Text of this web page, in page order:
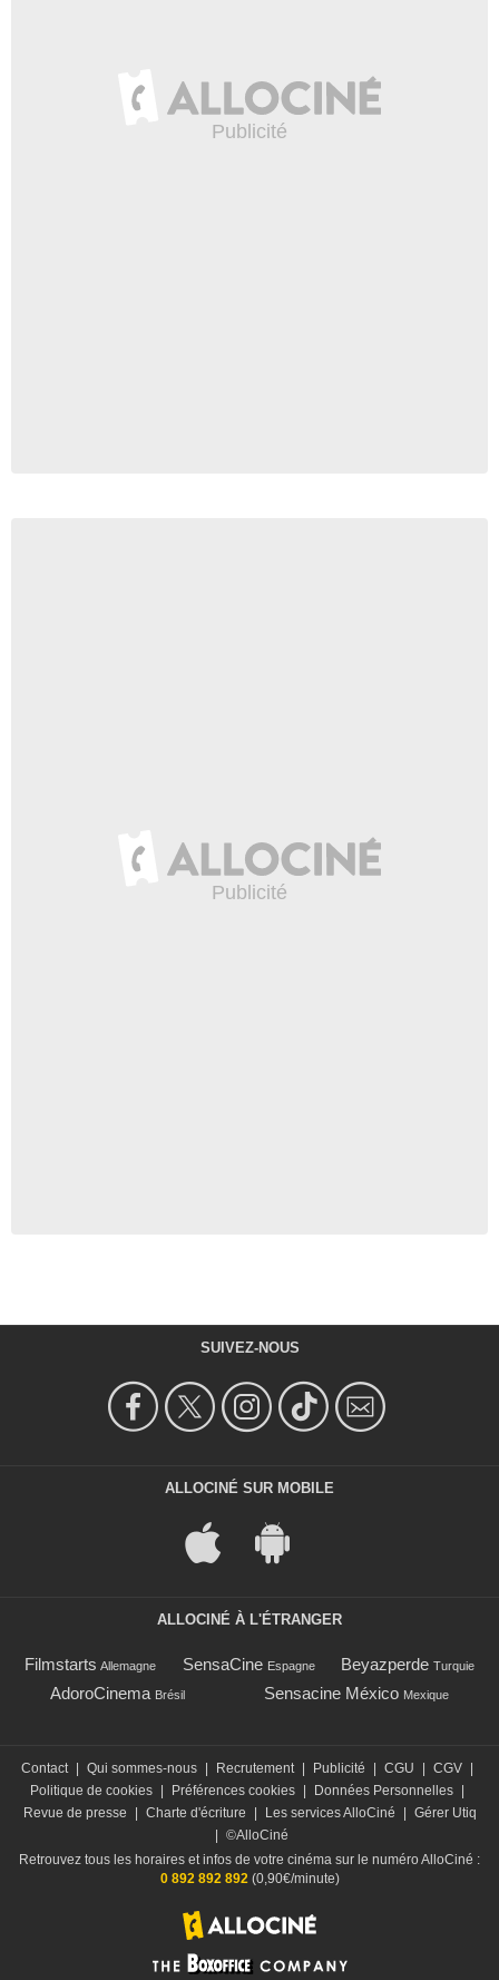
SUIVEZ-NOUS
ALLOCINÉ SUR MOBILE
ALLOCINÉ À L'ÉTRANGER
Filmstarts Allemagne SensaCine Espagne Beyazperde Turquie
AdoroCinema Brésil Sensacine México Mexique
Contact Qui sommes-nous Recrutement Publicité CGU CGV
Politique de cookies
Préférences cookies Données Personnelles
Revue de presse
Charte d'écriture Les services AlloCiné
Gérer Utiq
©AlloCiné
Retrouvez tous les horaires et infos de votre cinéma sur le numéro AlloCiné :
0 892 892 892(0,90€/minute)